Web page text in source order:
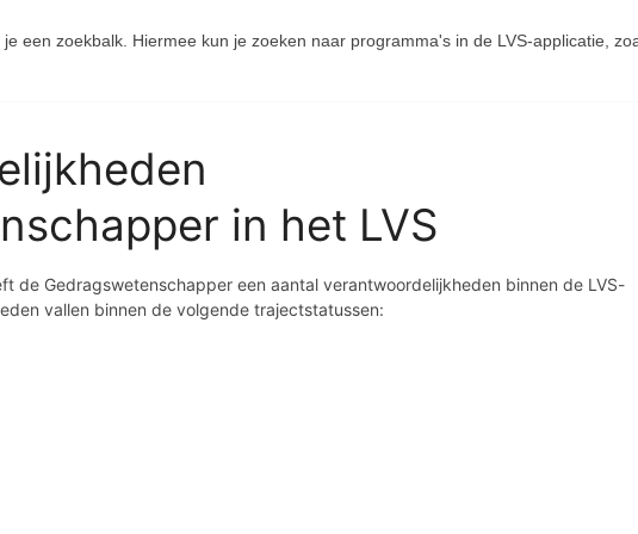
een zoekbalk. Hiermee kun je zoeken naar programma's in de LVS-applicatie,
in het LVS
de Gedragswetenschapper een aantal verantwoordelijkheden binnen de LVS-
vallen binnen de volgende trajectstatussen: